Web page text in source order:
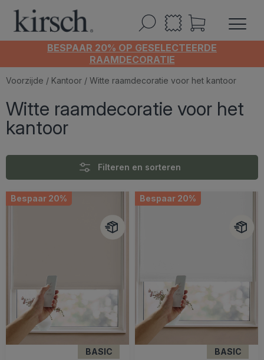
BESPAAR 20% OP GESELECTEERDE
RAAMDECORATIE
Voorzijde / Kantoor / Witte raamdecoratie voor het kantoor
Witte raamdecoratie voor het
kantoor
Filteren en sorteren
Bespaar 20%
BASIC
Bespaar 20%
BASIC